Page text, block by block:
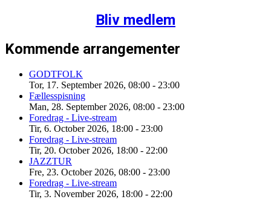
Bliv medlem
Kommende arrangementer
GODTFOLK
Tor, 17. September 2026, 08:00 - 23:00
Fællesspisning
Man, 28. September 2026, 08:00 - 23:00
Foredrag - Live-stream
Tir, 6. October 2026, 18:00 - 23:00
Foredrag - Live-stream
Tir, 20. October 2026, 18:00 - 22:00
JAZZTUR
Fre, 23. October 2026, 08:00 - 23:00
Foredrag - Live-stream
Tir, 3. November 2026, 18:00 - 22:00